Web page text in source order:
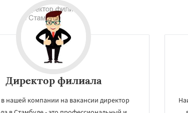
Директор филиала
в нашей компании на вакансии директор